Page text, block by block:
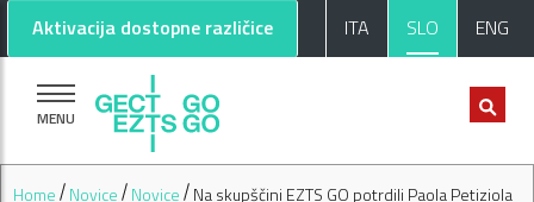
Pojdi na glavno vsebino
Pojdi na nogo strani
Aktivacija dostopne različice ITA SLO ENG
MENU
Home Novice Novice Na skupščini EZTS GO potrdili Paola Petiziola